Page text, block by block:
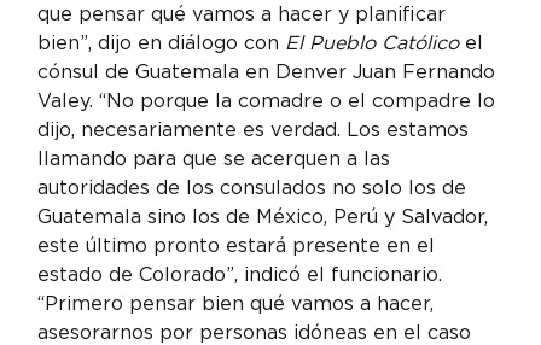
que pensar qué vamos a hacer y planificar
bien”, dijo en diálogo con El Pueblo Católico el
cónsul de Guatemala en Denver Juan Fernando
Valey. “No porque la comadre o el compadre lo
dijo, necesariamente es verdad. Los estamos
llamando para que se acerquen a las
autoridades de los consulados no solo los de
Guatemala sino los de México, Perú y Salvador,
este último pronto estará presente en el
estado de Colorado”, indicó el funcionario.
“Primero pensar bien qué vamos a hacer,
asesorarnos por personas idóneas en el caso